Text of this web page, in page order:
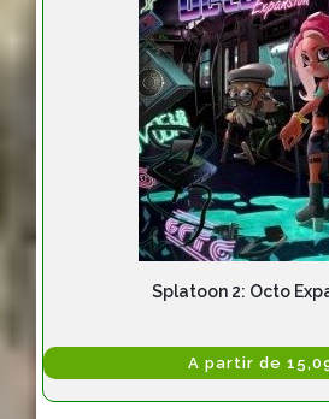
Splatoon 2: Octo
A partir de